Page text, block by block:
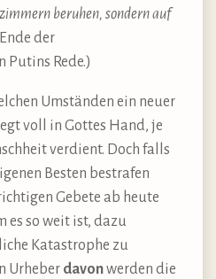
beruhen, sondern auf
der
Putins Rede.)
Umständen ein neuer
voll in Gottes Hand, je
verdient. Doch falls
Besten bestrafen
Gebete ab heute
es so weit ist, dazu
Katastrophe zu
Urheber davonwerden die